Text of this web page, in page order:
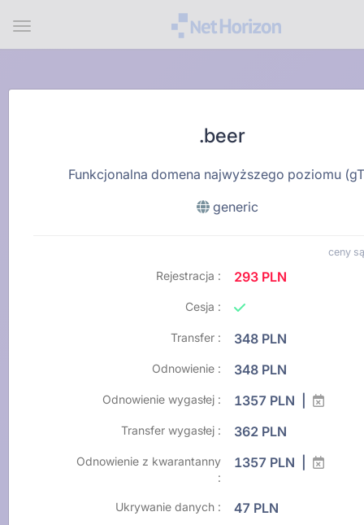
Menu
.beer
Funkcjonalna domena najwyższego poziomu
generic
ceny
Rejestracja : 293 PLN
Cesja :
Transfer : 348 PLN
Odnowienie : 348 PLN
Odnowienie wygasłej : 1357 PLN |
Transfer wygasłej : 362 PLN
Odnowienie z kwarantanny
:
1357 PLN |
Ukrywanie danych : 47 PLN